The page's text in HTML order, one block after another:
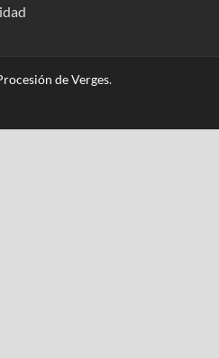
de Verges.